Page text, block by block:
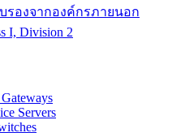
องจากองค์กรภายนอก
I, Division 2
Servers